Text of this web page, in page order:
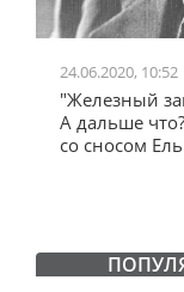
24.06.2020, 10:52
"Железный
А дальше
со сносом